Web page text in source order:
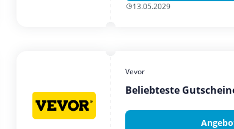
13.05.2029
Vevor
Beliebteste